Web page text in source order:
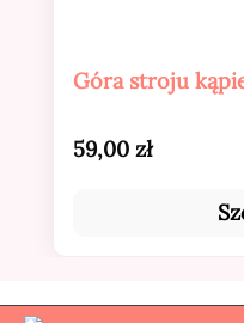
Góra stroju
Cena regularna:
59,00 zł